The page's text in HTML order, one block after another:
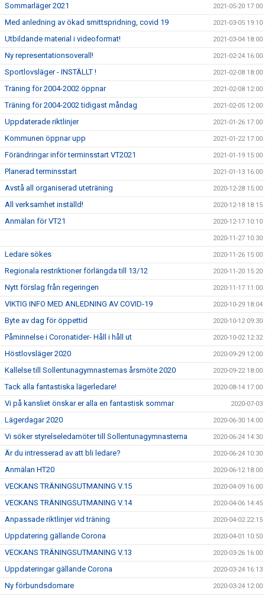
Sommarläger 2021 2021-05-20 17:00
Med anledning av ökad smittspridning, covid 19 2021-03-05 19:10
Utbildande material i videoformat! 2021-03-04 18:00
Ny representationsoverall! 2021-02-24 16:00
Sportlovsläger - INSTÄLLT ! 2021-02-08 18:00
Träning för 2004-2002 öppnar 2021-02-08 12:00
Träning för 2004-2002 tidigast måndag 2021-02-05 12:00
Uppdaterade riktlinjer 2021-01-26 17:00
Kommunen öppnar upp 2021-01-22 17:00
Förändringar inför terminsstart VT2021 2021-01-19 15:00
Planerad terminsstart 2021-01-13 16:00
Avstå all organiserad uteträning 2020-12-28 15:00
All verksamhet inställd! 2020-12-18 18:15
Anmälan för VT21 2020-12-17 10:10
2020-11-27 10:30
Ledare sökes 2020-11-26 15:00
Regionala restriktioner förlängda till 13/12 2020-11-20 15:20
Nytt förslag från regeringen 2020-11-17 11:00
VIKTIG INFO MED ANLEDNING AV COVID-19 2020-10-29 18:04
Byte av dag för öppettid 2020-10-12 09:30
Påminnelse i Coronatider- Håll i håll ut 2020-10-02 12:32
Höstlovsläger 2020 2020-09-29 12:00
Kallelse till Sollentunagymnasternas årsmöte 2020 2020-09-22 18:00
Tack alla fantastiska lägerledare! 2020-08-14 17:00
Vi på kansliet önskar er alla en fantastisk sommar 2020-07-03
Lägerdagar 2020 2020-06-30 14:00
Vi söker styrelseledamöter till Sollentunagymnasterna 2020-06-24 14:30
Är du intresserad av att bli ledare? 2020-06-24 10:30
Anmälan HT20 2020-06-12 18:00
VECKANS TRÄNINGSUTMANING V.15 2020-04-09 16:00
VECKANS TRÄNINGSUTMANING V.14 2020-04-06 14:45
Anpassade riktlinjer vid träning 2020-04-02 22:15
Uppdatering gällande Corona 2020-04-01 10:50
VECKANS TRÄNINGSUTMANING V.13 2020-03-26 16:00
Uppdateringar gällande Corona 2020-03-24 16:13
Ny förbundsdomare 2020-03-24 12:00